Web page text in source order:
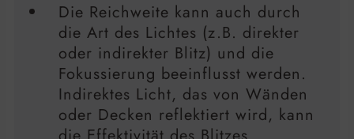
Die Reichweite kann auch durch
die Art des Lichtes (z.B. direkter
oder indirekter Blitz) und die
Fokussierung beeinflusst werden.
Indirektes Licht, das von Wänden
oder Decken reflektiert wird, kann